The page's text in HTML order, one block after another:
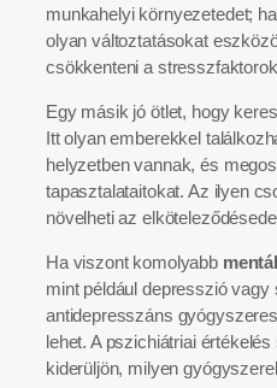
munkahelyi környezetedet;
olyan változtatásokat
csökkenteni a
Egy másik jó ötlet, hogy
Itt olyan emberekkel
helyzetben vannak, és
tapasztalataitokat. Az ilyen
növelheti az
Ha viszont komolyabb
mint például depresszió
antidepresszáns
lehet. A pszichiátriai
kiderüljön, milyen